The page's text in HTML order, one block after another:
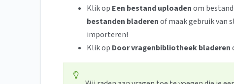
Klik op Een bestand uploadenom
bestanden bladerenof maak gebruik van
importeren!
Klik op Door vragenbibliotheek bladeren